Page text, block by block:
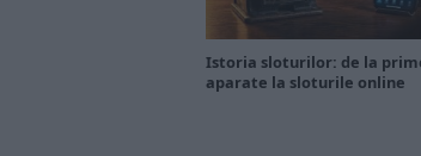
Istoria sloturilor: de la
aparate la sloturile online